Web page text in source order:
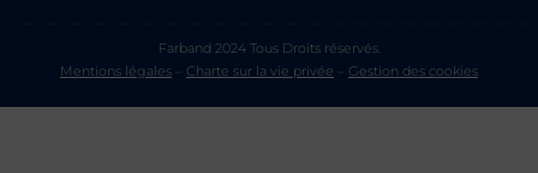
Farband 2024 Tous Droits réservés.
Mentions légales
Charte sur la vie privée Gestion des cookies